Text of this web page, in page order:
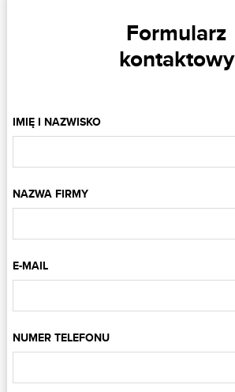
Formularz
kontaktowy
IMIĘ I NAZWISKO
NAZWA FIRMY
E-MAIL
NUMER TELEFONU